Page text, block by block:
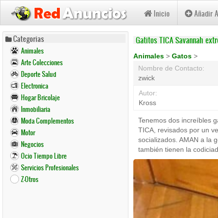
Pasar
contenido
principal
Inicio Añadir
Categorias
Animales
Arte Colecciones
Deporte Salud
Electronica
Hogar Bricolaje
Inmobiliaria
Moda Complementos
Motor
Negocios
Ocio Tiempo Libre
Servicios Profesionales
Z-Otros
Gatitos TICA Savannah
Animales > Gatos >
Nombre de Contacto:
zwick
Autor:
Kross
Tenemos dos increíbles
TICA, revisados ​​por un
socializados. AMAN a la
también tienen la